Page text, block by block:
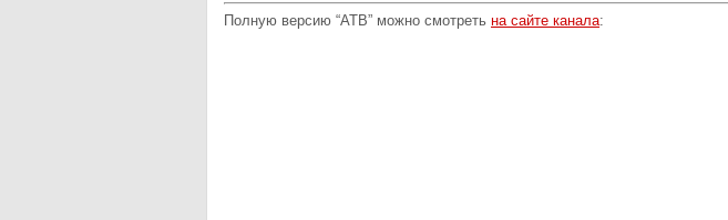
Полную версию “АТВ” можно смотреть на сайте канала: